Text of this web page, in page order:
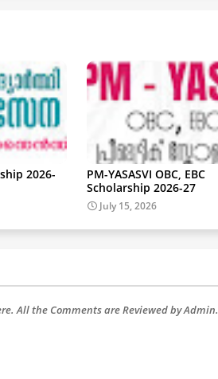
2026-
PM-YASASVI OBC, EBC
Scholarship 2026-27
July 15, 2026
All the Comments are Reviewed by Admin.